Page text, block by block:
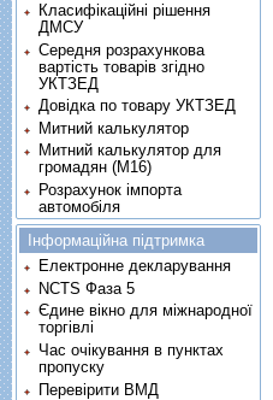
Класифікаційні рішення
ДМСУ
Середня розрахункова
вартість товарів згідно
УКТЗЕД
Довідка по товару УКТЗЕД
Митний калькулятор
Митний калькулятор для
громадян (М16)
Розрахунок імпорта
автомобіля
Інформаційна підтримка
Електронне декларування
NCTS Фаза 5
Єдине вікно для міжнародної
торгівлі
Час очікування в пунктах
пропуску
Перевірити ВМД